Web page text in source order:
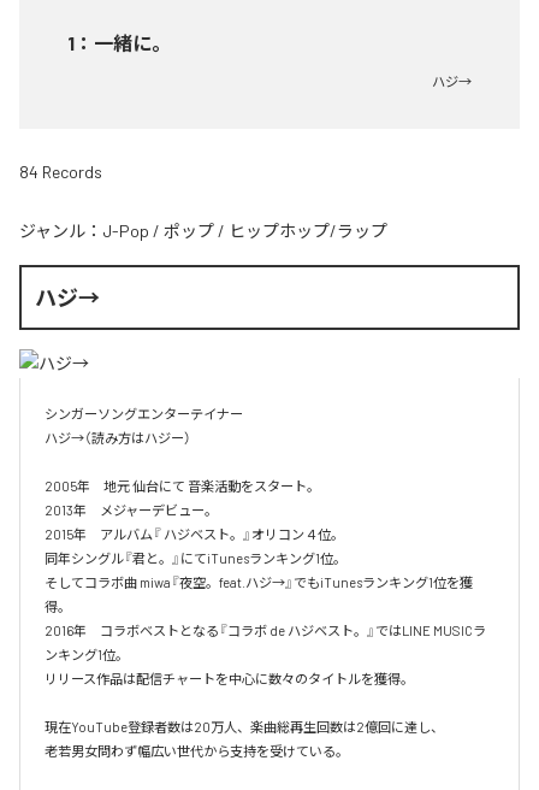
1 ： 一緒に。
ハジ→
84 Records
ジャンル： J-Pop / ポップ / ヒップホップ/ラップ
ハジ→
シンガーソングエンターテイナー
ハジ→（読み方はハジー）
2005年　地元 仙台にて 音楽活動をスタート。
2013年　メジャーデビュー。
2015年　アルバム『 ハジベスト。』オリコン４位。
同年シングル『君と。』にてiTunesランキング1位。
そしてコラボ曲 miwa『夜空。feat.ハジ→』でもiTunesランキング1位を獲
得。
2016年　コラボベストとなる『コラボ de ハジベスト。』ではLINE MUSICラ
ンキング1位。
リリース作品は配信チャートを中心に数々のタイトルを獲得。
現在YouTube登録者数は20万人、楽曲総再生回数は2億回に達し、
老若男女問わず幅広い世代から支持を受けている。